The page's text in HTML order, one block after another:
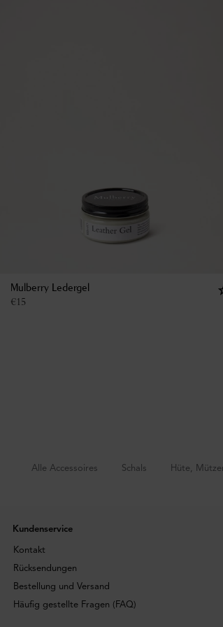
Mulberry Ledergel
€15
Alle Accessoires Schals Hüte,
Kundenservice
Kontakt
Rücksendungen
Bestellung und Versand
Häufig gestellte Fragen (FAQ)